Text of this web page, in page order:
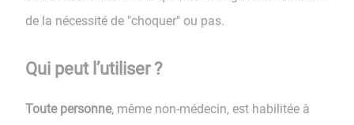
de la nécessité de "choquer" ou pas.
Qui peut l’utiliser ?
Toute personne, même non-médecin, est habilitée à